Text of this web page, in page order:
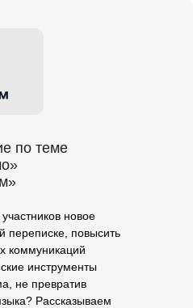
по теме
новое
переписке, повысить
коммуникаций
инструменты
не превратив
Рассказываем